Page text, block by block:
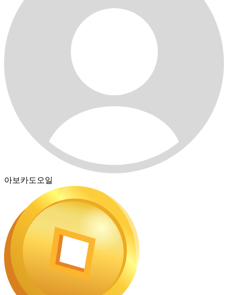
아보카도오일